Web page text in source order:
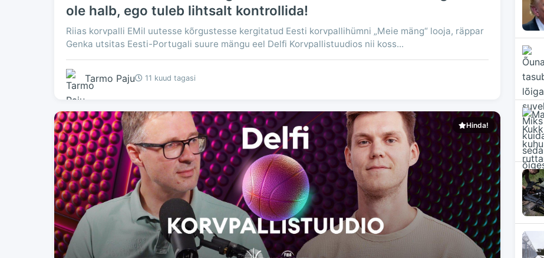
ole halb, ego tuleb lihtsalt kontrollida!
Riias korvpalli EMil uutesse kõrgustesse kergitatud Eesti korvpallihümni „Meie mäng“ looja, räppar
Genka utsitas Eesti-Portugali suure mängu eel Delfi Korvpallistuudios nii koss...
Tarmo Paju 11 kuud tagasi
Hinda!